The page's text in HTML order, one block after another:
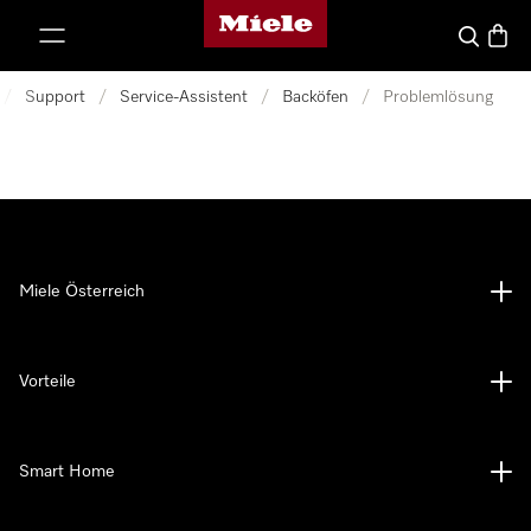
Miele-Homepage
Suche
Support / Service-Assistent / Backöfen / Problemlösung
Miele Österreich
Vorteile
Smart Home